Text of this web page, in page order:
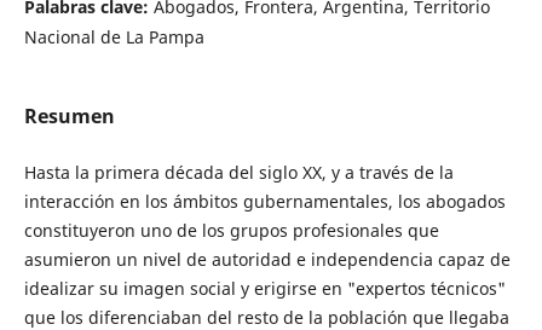
Palabras clave: Abogados, Frontera, Argentina, Territorio
Nacional de La Pampa
Resumen
Hasta la primera década del siglo XX, y a través de la
interacción en los ámbitos gubernamentales, los abogados
constituyeron uno de los grupos profesionales que
asumieron un nivel de autoridad e independencia capaz de
idealizar su imagen social y erigirse en "expertos técnicos"
que los diferenciaban del resto de la población que llegaba